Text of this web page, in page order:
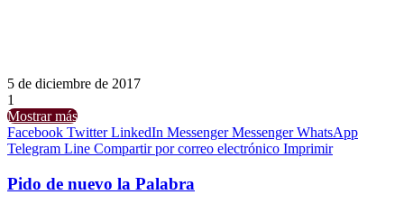
5 de diciembre de 2017
1
Mostrar más
Facebook Twitter LinkedIn Messenger Messenger WhatsApp
Telegram Line Compartir por correo electrónico Imprimir
Pido de nuevo la Palabra